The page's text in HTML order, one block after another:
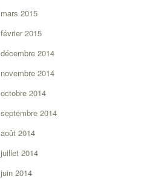
mars 2015
février 2015
décembre 2014
novembre 2014
octobre 2014
septembre 2014
août 2014
juillet 2014
juin 2014